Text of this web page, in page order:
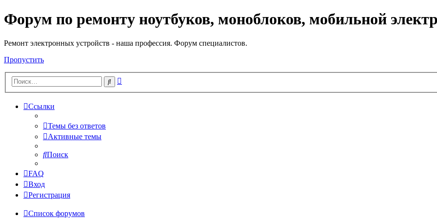
Регистрация
Форум по ремонту ноутбуков, моноблоков, мобильной
Ремонт электронных устройств - наша профессия. Форум специалистов.
Пропустить
Поиск
Ссылки
Темы без ответов
Активные темы
Поиск
FAQ
Вход
Регистрация
Список форумов